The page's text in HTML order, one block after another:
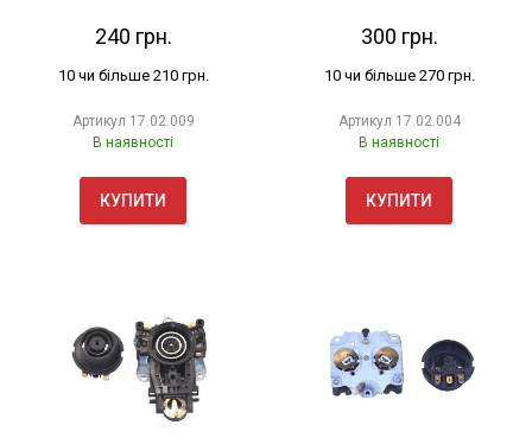
240 грн.
10 чи більше 210 грн.
Артикул 17.02.009
В наявності
КУПИТИ
300 грн.
10 чи більше 270 грн.
Артикул 17.02.004
В наявності
КУПИТИ